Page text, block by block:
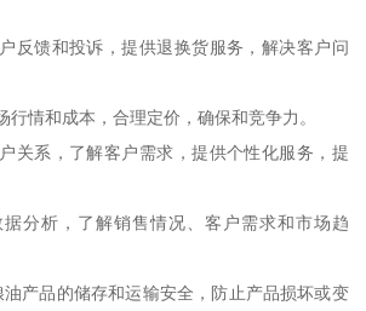
反馈和投诉，提供退换货服务，解决客户问
行情和成本，合理定价，确保和竞争力。
关系，了解客户需求，提供个性化服务，提
分析，了解销售情况、客户需求和市场趋
产品的储存和运输安全，防止产品损坏或变